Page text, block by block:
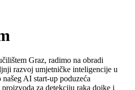
Graz, radimo na obradi
razvoj umjetničke inteligencije u
AI start-up poduzeća
za detekciju raka dojke i